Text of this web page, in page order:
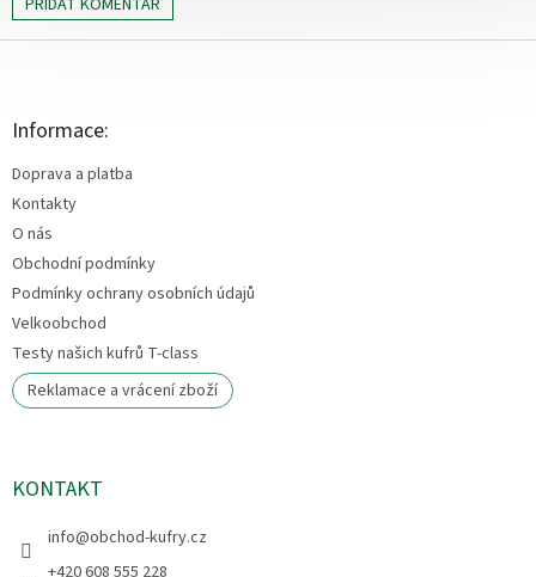
Z
Informace:
Doprava a platba
Kontakty
O nás
Obchodní podmínky
Podmínky ochrany osobních údajů
Velkoobchod
Testy našich kufrů T-class
Reklamace a vrácení zboží
KONTAKT
info@obchod-kufry.cz